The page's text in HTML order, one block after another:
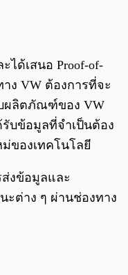
ได้เสนอ Proof-of-
าง VW ต้องการที่จะ
บผลิตภัณฑ์ของ VW
บข้อมูลที่จำเป็นต้อง
ของเทคโนโลยี
งข้อมูลและ
ต่าง ๆ ผ่านช่องทาง